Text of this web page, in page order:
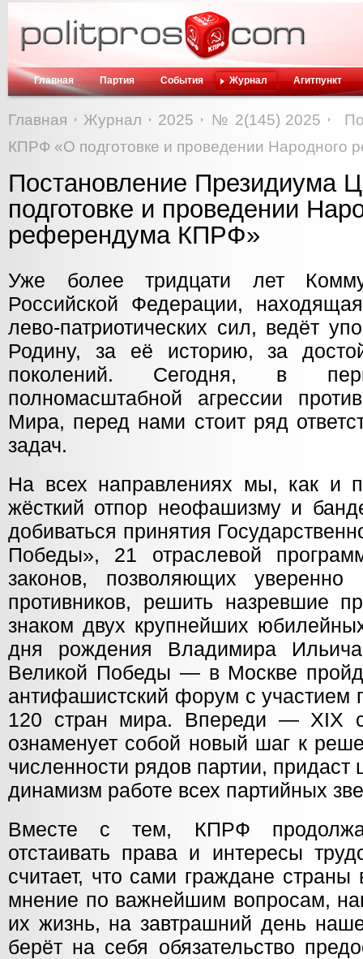
Главная Партия События Журнал Агитпункт
Главная Журнал 2025 № 2(145) 2025
КПРФ «О подготовке и проведении Народного
Постановление Президиума
подготовке и проведении
референдума КПРФ»
Уже более тридцати лет
Российской Федерации,
лево-патриотических сил, ведёт
Родину, за её историю, за
поколений. Сегодня, в
полномасштабной агрессии
Мира, перед нами стоит ряд
задач.
На всех направлениях мы, как и
жёсткий отпор неофашизму и
добиваться принятия
Победы», 21 отраслевой
законов, позволяющих уверенно
противников, решить назревшие
знаком двух крупнейших
дня рождения Владимира
Великой Победы — в Москве
антифашистский форум с участием
120 стран мира. Впереди — XIX
ознаменует собой новый шаг к
численности рядов партии, придаст
динамизм работе всех партийных
Вместе с тем, КПРФ
отстаивать права и интересы
считает, что сами граждане страны
мнение по важнейшим вопросам,
их жизнь, на завтрашний день
берёт на себя обязательство